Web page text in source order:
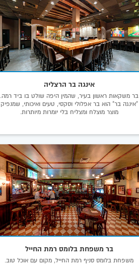
אינגה בר הרצליה
בר משקאות ראשון בעיר, שהמין היפה שולט בו ביד רמה.
"אינגה בר" הוא בר אפלולי וסקסי, טעים ואיכותי, שמנפיק
מוצר מוצלח ומצליח בלי יומרות מיותרות.
בר משפחת בלומס רמת החייל
משפחת בלומס סניף רמת החייל, מקום עם אוכל טוב.